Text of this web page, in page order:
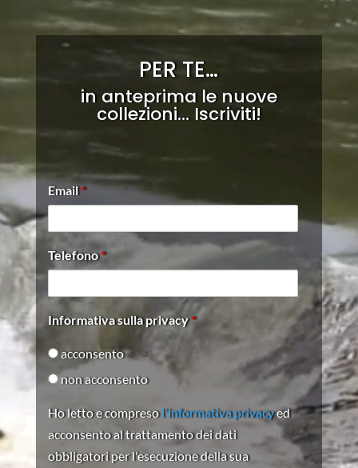
PER TE…
in anteprima le nuove
collezioni… Iscriviti!
Email*
Telefono*
Informativa sulla privacy*
acconsento
non acconsento
Ho letto e compresol'informativa privacyed
acconsento al trattamento dei dati
obbligatori per l'esecuzione della sua